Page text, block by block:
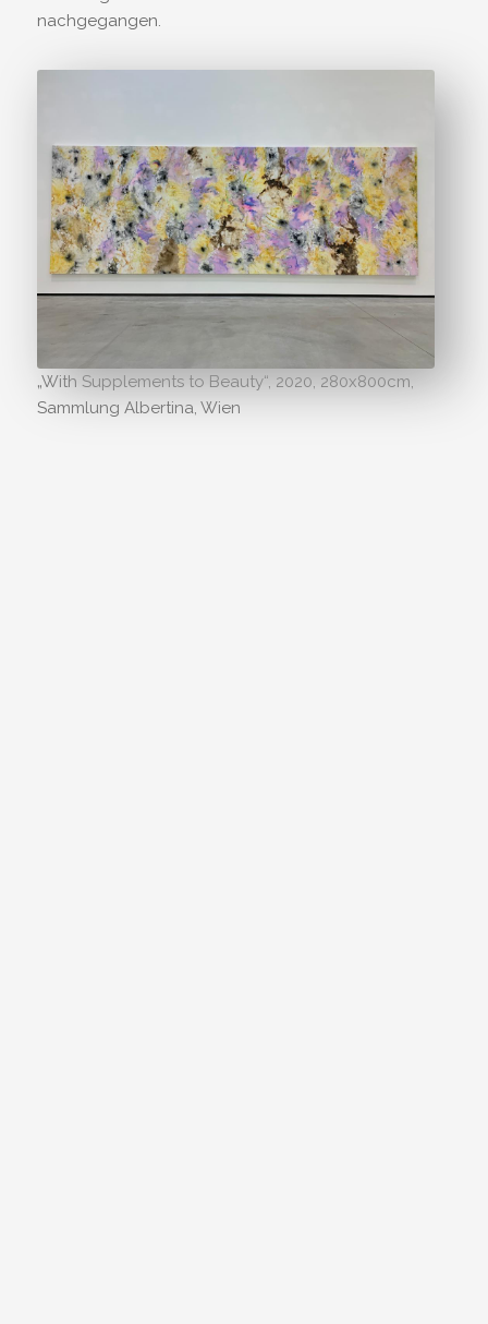
nachgegangen.
„With Supplements to Beauty“, 2020, 280x800cm,
Sammlung Albertina, Wien